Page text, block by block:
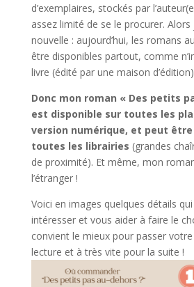
d’exemplaires, stockés par
assez limité de se le procurer. Alors
nouvelle : aujourd’hui, les romans
être disponibles partout, comme
livre (édité par une maison
Donc mon roman « Des petits
est disponible sur toutes les
version numérique, et peut
toutes les librairies (grandes
de proximité). Et même, mon
l’étranger !
Voici en images quelques détails
intéresser et vous aider à faire le
convient le mieux pour passer
lecture et à très vite pour la suite !